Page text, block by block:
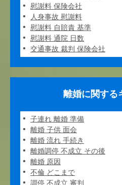
慰謝料 保険会社
人身事故 慰謝料
慰謝料 自賠責 基準
慰謝料 通院 日数
交通事故 裁判 保険会社
離婚に関する
子連れ 離婚 準備
離婚 子供 面会
離婚 流れ 手続き
離婚調停 不成立 その後
離婚 原因
不倫 どこまで
調停 不成立 審判